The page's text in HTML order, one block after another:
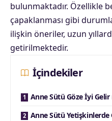
bulunmaktadır. Özellikle
çapaklanması gibi
ilişkin öneriler, uzun
getirilmektedir.
İçindekiler
Anne Sütü Göze İyi Gelir
Anne Sütü Yetişkinlerde